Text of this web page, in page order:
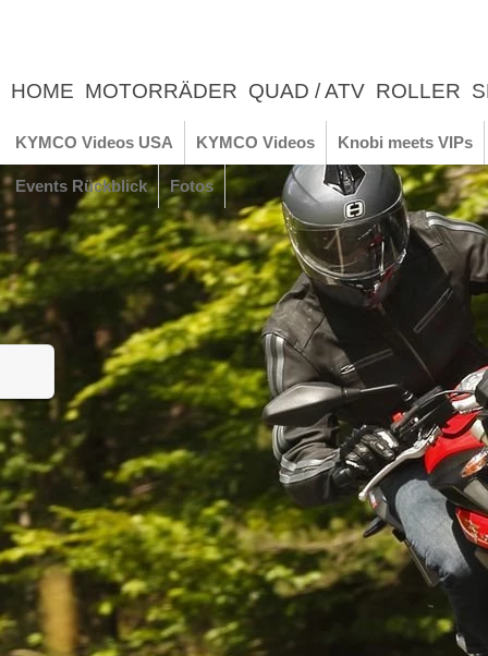
HOME MOTORRÄDER QUAD / ATV ROLLER
ERLEBNIS
KYMCO Videos USA KYMCO Videos Knobi meets VIPs
Events Rückblick Fotos